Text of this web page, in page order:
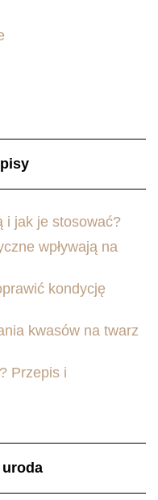
i jak je stosować?
wpływają na
kondycję
kwasów na twarz
Przepis i